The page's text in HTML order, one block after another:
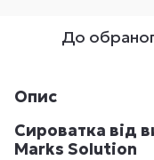
До
Опис
Сироватка від
Marks Solution